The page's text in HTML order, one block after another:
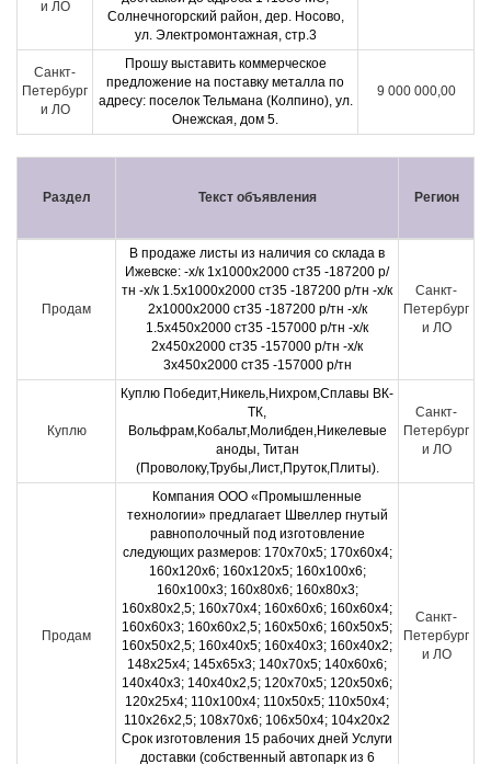
и ЛО
Солнечногорский район, дер. Носово,
ул. Электромонтажная, стр.3
Санкт-
Петербург
и ЛО
Прошу выставить коммерческое
предложение на поставку металла по
адресу: поселок Тельмана (Колпино), ул.
Онежская, дом 5.
9 000 000,00
Раздел Текст объявления Регион
Продам
В продаже листы из наличия со склада в
Ижевске: -х/к 1х1000х2000 ст35 -187200 р/
тн -х/к 1.5х1000х2000 ст35 -187200 р/тн -х/к
2х1000х2000 ст35 -187200 р/тн -х/к
1.5х450х2000 ст35 -157000 р/тн -х/к
2х450х2000 ст35 -157000 р/тн -х/к
3х450х2000 ст35 -157000 р/тн
Санкт-
Петербург
и ЛО
Куплю
Куплю Победит,Никель,Нихром,Сплавы ВК-
ТК,
Вольфрам,Кобальт,Молибден,Никелевые
аноды, Титан
(Проволоку,Трубы,Лист,Пруток,Плиты).
Санкт-
Петербург
и ЛО
Продам
Компания ООО «Промышленные
технологии» предлагает Швеллер гнутый
равнополочный под изготовление
следующих размеров: 170х70х5; 170х60х4;
160х120х6; 160х120х5; 160х100х6;
160х100х3; 160х80х6; 160х80х3;
160х80х2,5; 160х70х4; 160х60х6; 160х60х4;
160х60х3; 160х60х2,5; 160х50х6; 160х50х5;
160х50х2,5; 160х40х5; 160х40х3; 160х40х2;
148х25х4; 145х65х3; 140х70х5; 140х60х6;
140х40х3; 140х40х2,5; 120х70х5; 120х50х6;
120х25х4; 110х100х4; 110х50х5; 110х50х4;
110х26х2,5; 108х70х6; 106х50х4; 104х20х2
Срок изготовления 15 рабочих дней Услуги
доставки (собственный автопарк из 6
Санкт-
Петербург
и ЛО